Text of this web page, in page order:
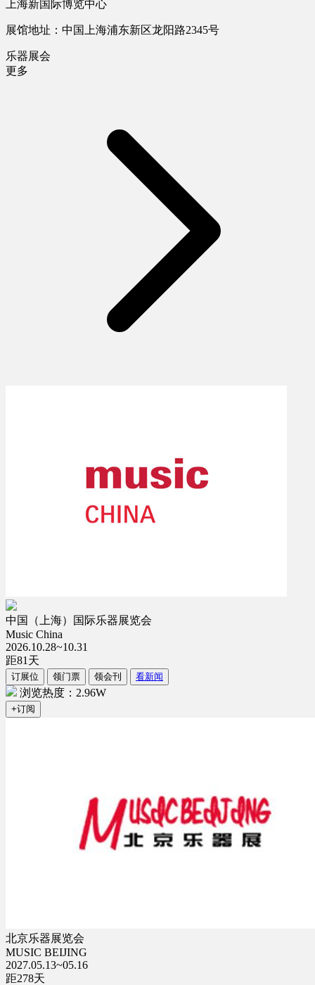
上海新国际博览中心
展馆地址：中国上海浦东新区龙阳路2345号
乐器展会
更多
中国（上海）国际乐器展览会
Music China
2026.10.28~10.31
距81 天
订展位 领门票 领会刊 看新闻
浏览热度：2.96W
+订阅
北京乐器展览会
MUSIC BEIJING
2027.05.13~05.16
距278天